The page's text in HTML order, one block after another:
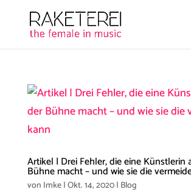
Artikel | Drei Fehler, die eine Künstlerin
Bühne macht – und wie sie die
von Imke|Okt. 14, 2020| Blog